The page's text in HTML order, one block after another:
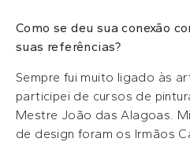
Como se deu sua conexão
suas referências?
Sempre fui muito ligado às
participei de cursos de
Mestre João das Alagoas.
de design foram os Irmãos